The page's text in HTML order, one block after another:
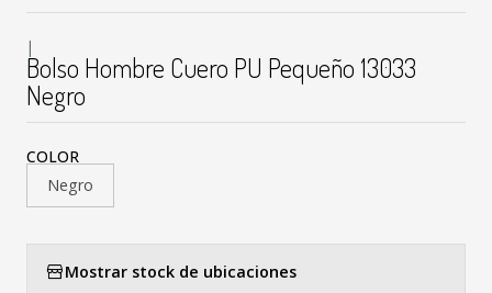
|
Bolso Hombre Cuero PU Pequeño 13033
Negro
COLOR
Negro
Mostrar stock de ubicaciones